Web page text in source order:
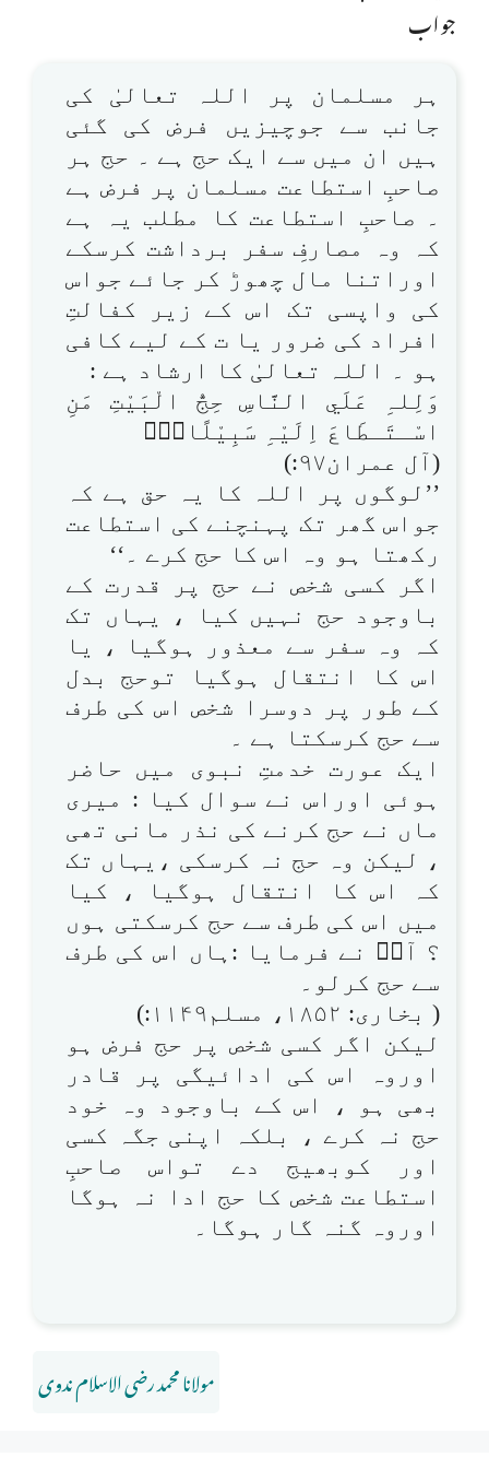
جواب
ہر مسلمان پر اللہ تعالیٰ کی
جانب سے جوچیزیں فرض کی گئی
ہیں ان میں سے ایک حج ہے ۔ حج ہر
صاحبِ استطاعت مسلمان پر فرض ہے
۔ صاحبِ استطاعت کا مطلب یہ ہے
کہ وہ مصارفِ سفر برداشت کرسکے
اوراتنا مال چھوڑ کر جائے جواس
کی واپسی تک اس کے زیر کفالتِ
افراد کی ضرور یا ت کے لیے کافی
ہو ۔ اللہ تعالیٰ کا ارشاد ہے :
وَلِلہِ عَلَي النَّاسِ حِجُّ الْبَيْتِ مَنِ
اسْـتَـطَاعَ اِلَيْہِ سَبِيْلًا۝۰ۭ
(آل عمران۹۷:)
’’لوگوں پر اللہ کا یہ حق ہے کہ
جواس گھر تک پہنچنے کی استطاعت
رکھتا ہو وہ اس کا حج کرے ۔‘‘
اگر کسی شخص نے حج پر قدرت کے
باوجود حج نہیں کیا ، یہاں تک
کہ وہ سفر سے معذور ہوگیا ، یا
اس کا انتقال ہوگیا توحج بدل
کے طور پر دوسرا شخص اس کی طرف
سے حج کرسکتا ہے ۔
ایک عورت خدمتِ نبوی میں حاضر
ہوئی اوراس نے سوال کیا : میری
ماں نے حج کرنے کی نذر مانی تھی
، لیکن وہ حج نہ کرسکی ،یہاں تک
کہ اس کا انتقال ہوگیا ، کیا
میں اس کی طرف سے حج کرسکتی ہوں
؟ آپؐ نے فرمایا :ہاں اس کی طرف
سے حج کرلو۔
( بخاری: ۱۸۵۲، مسلم۱۱۴۹:)
لیکن اگر کسی شخص پر حج فرض ہو
اوروہ اس کی ادائیگی پر قادر
بھی ہو ، اس کے باوجود وہ خود
حج نہ کرے ، بلکہ اپنی جگہ کسی
اور کوبھیج دے تواس صاحبِ
استطاعت شخص کا حج ادا نہ ہوگا
اوروہ گنہ گار ہوگا۔
مولانا محمد رضی الاسلام ندوی